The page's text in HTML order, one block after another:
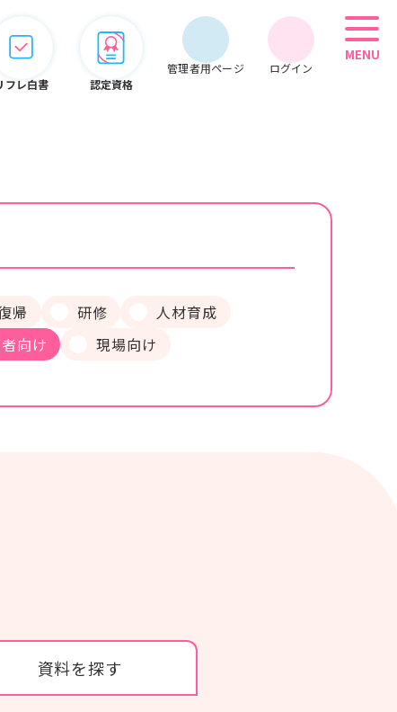
フレ白書 認定資格
管理者用ページ ログイン
MENU
システム
オンライン
セミナー
カタログ・使い方ガイド
帰 研修
人材育成
向け 現場向け
資料を探す